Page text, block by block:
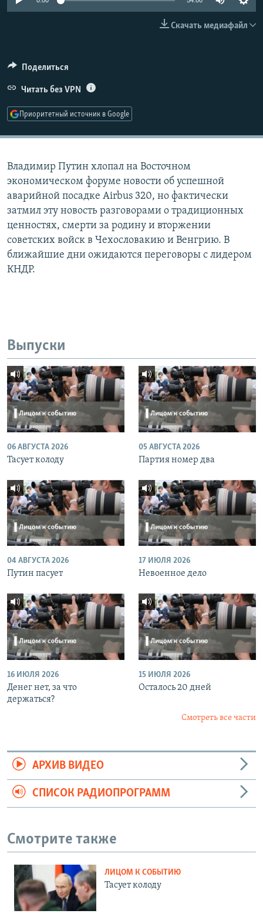
РАСПИСАНИЕ ВЕЩАНИЯ
СОЦИАЛЬНЫЕ СЕТИ
Скачать медиафайл
Поделиться
Читать без VPN
Приоритетный источник в Google
Владимир Путин хлопал на Восточном
экономическом форуме новости об успешной
аварийной посадке Airbus 320, но фактически
затмил эту новость разговорами о традиционных
ценностях, смерти за родину и вторжении
советских войск в Чехословакию и Венгрию. В
ближайшие дни ожидаются переговоры с лидером
КНДР.
Выпуски
06 АВГУСТА 2026
Тасует колоду
05 АВГУСТА 2026
Партия номер два
04 АВГУСТА 2026
Путин пасует
17 ИЮЛЯ 2026
Невоенное дело
16 ИЮЛЯ 2026
Денег нет, за что
держаться?
15 ИЮЛЯ 2026
Осталось 20 дней
Смотреть все части
АРХИВ ВИДЕО
СПИСОК РАДИОПРОГРАММ
Смотрите также
ЛИЦОМ К СОБЫТИЮ
Тасует колоду